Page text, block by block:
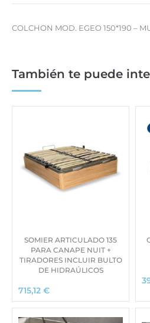
COLCHON MOD. EGEO 150*190 –
También te puede
SOMIER ARTICULADO 135
PARA CANAPE NUIT +
TIRADORES INCLUIR BULTO
DE HIDRAÚLICOS
715,12 €